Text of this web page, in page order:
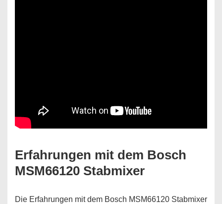
Erfahrungen mit dem Bosch
MSM66120 Stabmixer
Die Erfahrungen mit dem Bosch MSM66120 Stabmixer